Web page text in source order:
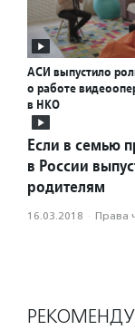
АСИ выпустило
о работе
в НКО
Если в семью
в России
родителям
16.03.2018 · Права